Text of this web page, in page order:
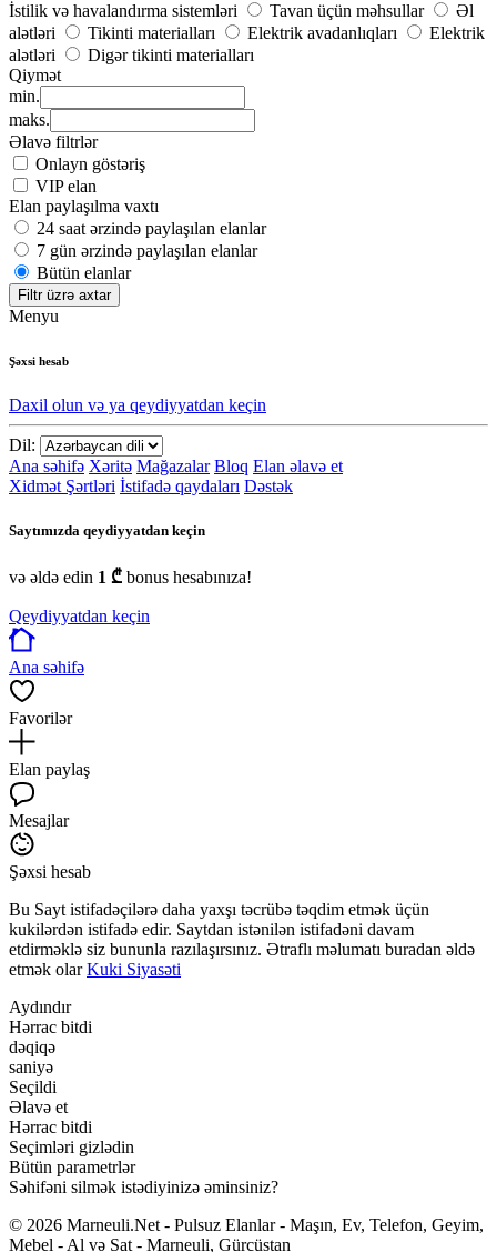
İstilik və havalandırma sistemləri
Tavan üçün məhsullar
Əl
alətləri
Tikinti materialları Elektrik avadanlıqları
Elektrik
alətləri
Digər tikinti materialları
Qiymət
min.
maks.
Əlavə filtrlər
Onlayn göstəriş
VIP elan
Elan paylaşılma vaxtı
24 saat ərzində paylaşılan elanlar
7 gün ərzində paylaşılan elanlar
Bütün elanlar
Filtr üzrə axtar
Menyu
Şəxsi hesab
Daxil olun və ya qeydiyyatdan keçin
Dil:
Ana səhifə Xəritə Mağazalar Bloq Elan əlavə et
Xidmət Şərtləri İstifadə qaydaları Dəstək
Saytımızda qeydiyyatdan keçin
və əldə edin 1 ₾ bonus hesabınıza!
Qeydiyyatdan keçin
Ana səhifə
Favorilər
Elan paylaş
Mesajlar
Şəxsi hesab
Bu Sayt istifadəçilərə daha yaxşı təcrübə təqdim etmək üçün
kukilərdən istifadə edir. Saytdan istənilən istifadəni davam
etdirməklə siz bununla razılaşırsınız. Ətraflı məlumatı buradan əldə
etmək olarKuki Siyasəti
Aydındır
Hərrac bitdi
dəqiqə
saniyə
Seçildi
Əlavə et
Hərrac bitdi
Seçimləri gizlədin
Bütün parametrlər
Səhifəni silmək istədiyinizə əminsiniz?
© 2026 Marneuli.Net - Pulsuz Elanlar - Maşın, Ev, Telefon, Geyim,
Mebel - Al və Sat - Marneuli, Gürcüstan